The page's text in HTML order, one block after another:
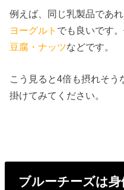
例えば、同じ乳製品であ
ヨーグルト でも良いです。
豆腐・ナッツなどです。
こう見ると4倍も摂れそ
掛けてみてください。
ブルーチーズは